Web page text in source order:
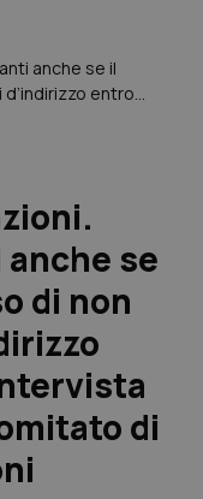
anche se il
entro
anche se
di non
di